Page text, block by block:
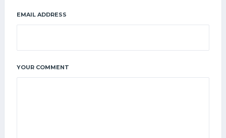
EMAIL ADDRESS
YOUR COMMENT